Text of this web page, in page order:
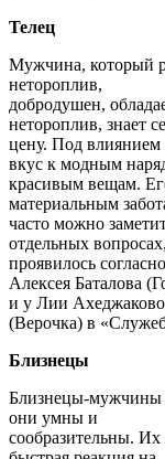
Телец
Мужчина, который
нетороплив,
добродушен,
нетороплив, знает
цену. Под влиянием
вкус к модным
красивым вещам.
материальным
часто можно
отдельных
проявилось
Алексея Баталова
и у Лии
(Верочка) в
Близнецы
Близнецы-мужчины
они умны и
сообразительны.